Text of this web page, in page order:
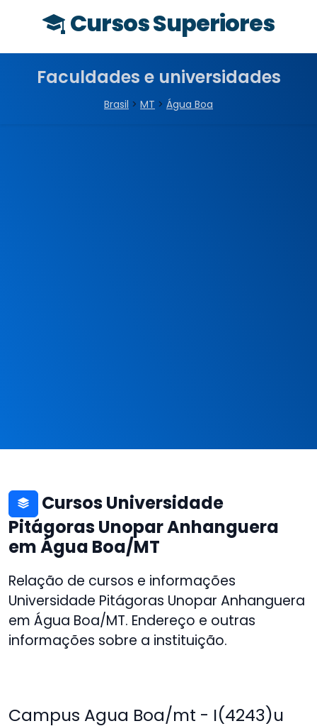
Cursos Superiores
Faculdades e universidades
Brasil > MT > Água Boa
Cursos Universidade
Pitágoras Unopar Anhanguera
em Água Boa/MT
Relação de cursos e informações
Universidade Pitágoras Unopar Anhanguera
em Água Boa/MT. Endereço e outras
informações sobre a instituição.
Campus Agua Boa/mt - I(4243)u